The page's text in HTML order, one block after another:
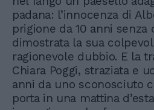
padana: l’innocenza di
prigione da 10 anni senza
dimostrata la sua
ragionevole dubbio. E la
Chiara Poggi, straziata e
anni da uno sconosciuto
porta in una mattina